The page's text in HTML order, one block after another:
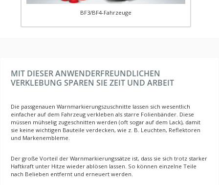
BF3/BF4-Fahrzeuge
MIT DIESER ANWENDERFREUNDLICHEN
VERKLEBUNG SPAREN SIE ZEIT UND ARBEIT
Die passgenauen Warnmarkierungszuschnitte lassen sich wesentlich
einfacher auf dem Fahrzeug verkleben als starre Folienbänder. Diese
müssen mühselig zugeschnitten werden (oft sogar auf dem Lack), damit
sie keine wichtigen Bauteile verdecken, wie z. B. Leuchten, Reflektoren
und Markenembleme.
Der große Vorteil der Warnmarkierungssätze ist, dass sie sich trotz starker
Haftkraft unter Hitze wieder ablösen lassen. So können einzelne Teile
nach Belieben entfernt und erneuert werden.